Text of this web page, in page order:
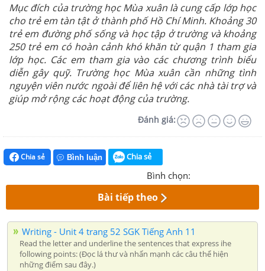
Mục đích của trường học Mùa xuân là cung cấp lớp học
cho trẻ em tàn tật ở thành phố Hồ Chí Minh. Khoảng 30
trẻ em đường phố sống và học tập ở trường và khoảng
250 trẻ em có hoàn cảnh khó khăn từ quận 1 tham gia
lớp học. Các em tham gia vào các chương trình biểu
diễn gây quỹ. Trường học Mùa xuân cần những tình
nguyện viên nước ngoài để liên hệ với các nhà tài trợ và
giúp mở rộng các hoạt động của trường.
Đánh giá:
Chia sẻ Bình luận Chia sẻ
Bình chọn:
Bài tiếp theo
Writing - Unit 4 trang 52 SGK Tiếng Anh 11
Read the letter and underline the sentences that express ihe
following points: (Đọc lá thư và nhấn mạnh các câu thể hiện
những điểm sau đây.)